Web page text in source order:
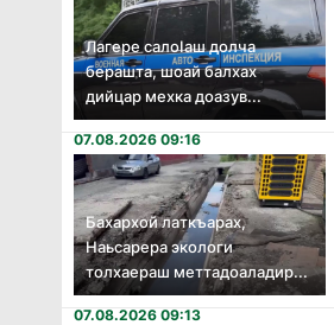
Лагере салоӏаш долча
берашта, шоай балхах
дийцар мехка доазув...
07.08.2026 09:16
Бахархой латкъарах,
Наьсарера экологи
толхаераш меттадоаладир...
07.08.2026 09:13